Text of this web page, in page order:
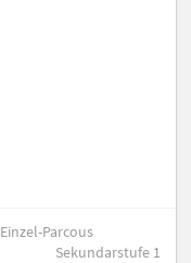
Einzel-Parcous
Sekundarstufe 1